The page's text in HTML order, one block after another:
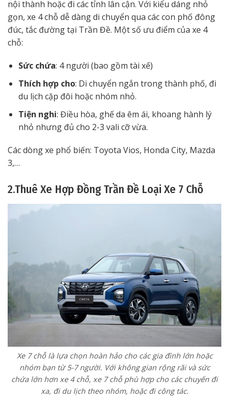
nội thành hoặc đi các tỉnh lân cận. Với kiểu dáng nhỏ
gọn, xe 4 chỗ dễ dàng di chuyển qua các con phố đông
đúc, tắc đường tại Trần Đề. Một số ưu điểm của xe 4
chỗ:
Sức chứa: 4 người (bao gồm tài xế)
Thích hợp cho: Di chuyển ngắn trong thành phố, đi
du lịch cặp đôi hoặc nhóm nhỏ.
Tiện nghi: Điều hòa, ghế da êm ái, khoang hành lý
nhỏ nhưng đủ cho 2-3 vali cỡ vừa.
Các dòng xe phổ biến: Toyota Vios, Honda City, Mazda
3,…
2.Thuê Xe Hợp Đồng Trần Đề Loại Xe 7 Chỗ
Xe 7 chỗ là lựa chọn hoàn hảo cho các gia đình lớn hoặc
nhóm bạn từ 5-7 người. Với không gian rộng rãi và sức
chứa lớn hơn xe 4 chỗ, xe 7 chỗ phù hợp cho các chuyến đi
xa, đi du lịch theo nhóm, hoặc đi công tác.